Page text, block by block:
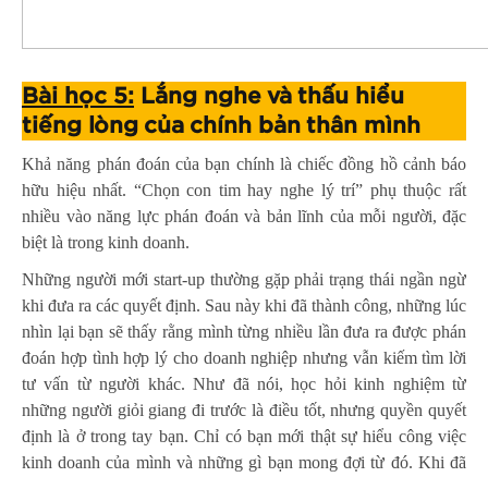
Bài học 5: Lắng nghe và thấu hiểu
tiếng lòng của chính bản thân mình
Khả năng phán đoán của bạn chính là chiếc đồng hồ cảnh báo
hữu hiệu nhất. “Chọn con tim hay nghe lý trí” phụ thuộc rất
nhiều vào năng lực phán đoán và bản lĩnh của mỗi người, đặc
biệt là trong kinh doanh.
Những người mới start-up thường gặp phải trạng thái ngần ngừ
khi đưa ra các quyết định. Sau này khi đã thành công, những lúc
nhìn lại bạn sẽ thấy rằng mình từng nhiều lần đưa ra được phán
đoán hợp tình hợp lý cho doanh nghiệp nhưng vẫn kiếm tìm lời
tư vấn từ người khác. Như đã nói, học hỏi kinh nghiệm từ
những người giỏi giang đi trước là điều tốt, nhưng quyền quyết
định là ở trong tay bạn. Chỉ có bạn mới thật sự hiểu công việc
kinh doanh của mình và những gì bạn mong đợi từ đó. Khi đã